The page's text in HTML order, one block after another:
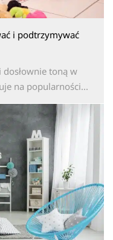
i podtrzymywać
dosłownie toną w
na popularności...